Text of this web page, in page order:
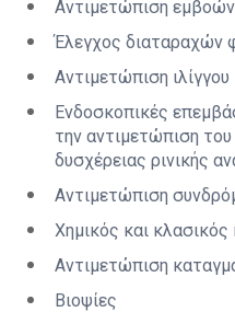
Αντιμετώπιση εμβοών
Έλεγχος διαταραχών
Αντιμετώπιση ιλίγγου
Ενδοσκοπικές
την αντιμετώπιση
δυσχέρειας ρινικής
Αντιμετώπιση
Χημικός και κλασικός
Αντιμετώπιση
Βιοψίες